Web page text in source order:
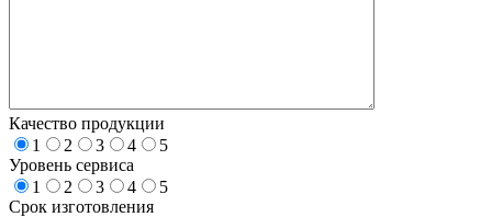
Качество продукции
1
2 3 4
5
Уровень сервиса
1
2 3 4
5
Срок изготовления